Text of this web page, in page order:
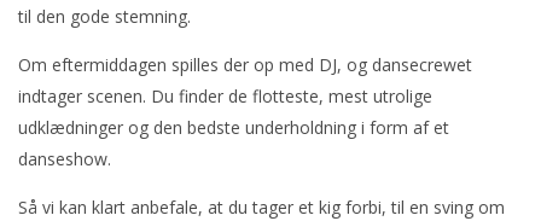
til den gode stemning.
Om eftermiddagen spilles der op med DJ, og dansecrewet
indtager scenen. Du finder de flotteste, mest utrolige
udklædninger og den bedste underholdning i form af et
danseshow.
Så vi kan klart anbefale, at du tager et kig forbi, til en sving om